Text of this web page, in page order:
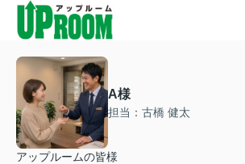
A様
担当：古橋 健太
アップルームの皆様